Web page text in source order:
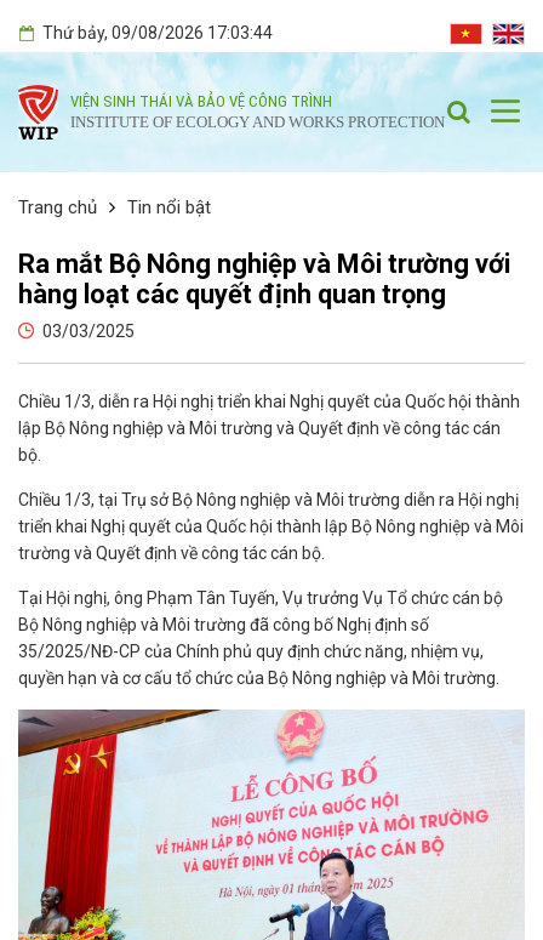
Thứ bảy, 09/08/2026 17:03:44
VIỆN SINH THÁI VÀ BẢO VỆ CÔNG TRÌNH
INSTITUTE OF ECOLOGY AND WORKS PROTECTION
Trang chủ Tin nổi bật
Ra mắt Bộ Nông nghiệp và Môi trường với
hàng loạt các quyết định quan trọng
03/03/2025
Chiều 1/3, diễn ra Hội nghị triển khai Nghị quyết của Quốc hội thành
lập Bộ Nông nghiệp và Môi trường và Quyết định về công tác cán
bộ.
Chiều 1/3, tại Trụ sở Bộ Nông nghiệp và Môi trường diễn ra Hội nghị
triển khai Nghị quyết của Quốc hội thành lập Bộ Nông nghiệp và Môi
trường và Quyết định về công tác cán bộ.
Tại Hội nghị, ông Phạm Tân Tuyến, Vụ trưởng Vụ Tổ chức cán bộ
Bộ Nông nghiệp và Môi trường đã công bố Nghị định số
35/2025/NĐ-CP của Chính phủ quy định chức năng, nhiệm vụ,
quyền hạn và cơ cấu tổ chức của Bộ Nông nghiệp và Môi trường.